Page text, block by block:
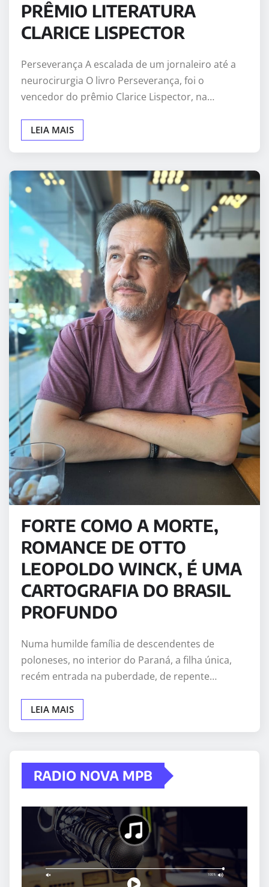
PRÊMIO LITERATURA
CLARICE LISPECTOR
Perseverança A escalada de um jornaleiro até a
neurocirurgia O livro Perseverança, foi o
vencedor do prêmio Clarice Lispector, na…
LEIA MAIS
FORTE COMO A MORTE,
ROMANCE DE OTTO
LEOPOLDO WINCK, É UMA
CARTOGRAFIA DO BRASIL
PROFUNDO
Numa humilde família de descendentes de
poloneses, no interior do Paraná, a filha única,
recém entrada na puberdade, de repente…
LEIA MAIS
RADIO NOVA MPB